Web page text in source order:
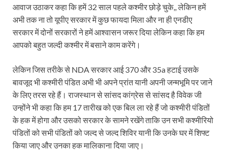
Khatipura Mega Coach Care Terminal: खातीपुरा में
Sundarpura Railway Station: खाटू श्याम जी के भक्तो
Jan-Jan Ki Sarkar Abhiyan: 4 जुलाई से फिर शुरु होगा
आ गई यूपी बीजेपी संगठन की लिस्ट, देखिए कौन-कौन है इस
Chhattisgarh UCC: छत्तीसगढ़ में UCC का खाका तैयार
राजमिस्त्री, किसान और शिक्षक परिवारों के बेटे यूपीएससी
9New Sectoral Policy: 9 नई सेक्टोरल पॉलिसी, एक
संयुक्त निदेशक के एस चौहान ने मुख्यमंत्री को भेंट की अपनी
आवाज उठाकर कहा कि हमें 32 साल पहले कश्मीर छोड़े चुके,, लेकिन हमें
अभी तक ना तो यूपीए सरकार में कुछ फायदा मिला और ना ही एनडीए
सरकार में दोनों सरकारों ने हमें आश्वासन जरूर दिया लेकिन कहा कि हम
आपको बहुत जल्दी कश्मीर में बसाने काम करेंगे।
लेकिन जिस तरीके से NDA सरकार आई 370 और 35a हटाई उसके
बावजूद भी कश्मीरी पंडित अभी भी अपने प्रांत यानी अपनी जन्मभूमि पर जाने
के लिए तरस रहे हैं। राजस्थान से सांसद कांग्रेस से सांसद है विवेक जी
उन्होंने भी कहा कि हम 17 तारीख को एक बिल ला रहे हैं जो कश्मीरी पंडितों
के हक में होगा और उसको सरकार के सामने रखेंगे ताकि उन सभी कश्मीरियो
पंडितों को सभी पंडितों को जल्द से जल्द शिविर यानी कि उनके घर में शिफ्ट
किया जाए और उनका हक मालिकाना दिया जाए।